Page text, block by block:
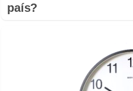
país?